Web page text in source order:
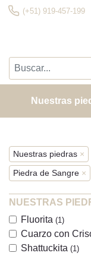
(+51) 919-457-199
Nuestras
Nuestras piedras ×
Piedra de Sangre ×
NUESTRAS
Fluorita (1)
Cuarzo con
Shattuckita (1)